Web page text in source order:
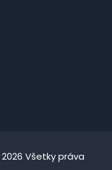
Všetky práva